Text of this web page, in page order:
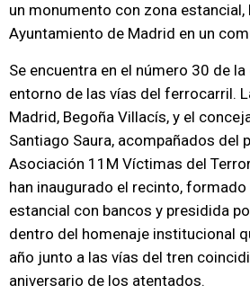
un monumento con zona
Ayuntamiento de Madrid en un
Se encuentra en el número 30 de la
entorno de las vías del ferrocarril.
Madrid, Begoña Villacís, y el
Santiago Saura, acompañados del
Asociación 11M Víctimas del
han inaugurado el recinto, formado
estancial con bancos y presidida
dentro del homenaje institucional
año junto a las vías del tren
aniversario de los atentados.